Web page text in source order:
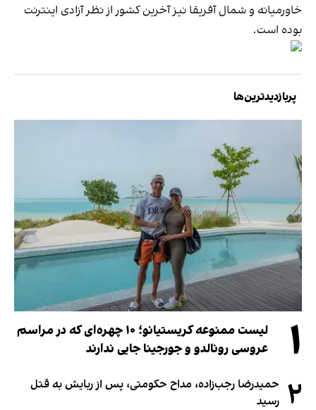
خاورمیانه و شمال آفریقا نیز آخرین کشور از نظر آزادی اینترنت
بوده است.
پربازدیدترین‌ها
۱
لیست ممنوعه کریستیانو؛ ۱۰ چهره‌ای که در مراسم
عروسی رونالدو و جورجینا جایی ندارند
۲ حمیدرضا رجب‌زاده، مداح حکومتی، پس از ربایش به قتل
رسید